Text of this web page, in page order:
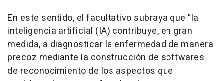
En este sentido, el facultativo subraya que "la
inteligencia artificial (IA) contribuye, en gran
medida, a diagnosticar la enfermedad de manera
precoz mediante la construcción de softwares
de reconocimiento de los aspectos que